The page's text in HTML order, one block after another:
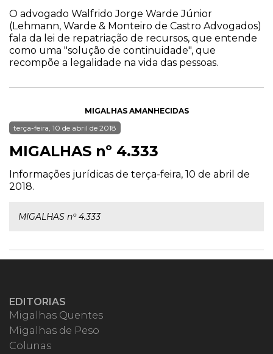
O advogado Walfrido Jorge Warde Júnior
(Lehmann, Warde & Monteiro de Castro Advogados)
fala da lei de repatriação de recursos, que entende
como uma "solução de continuidade", que
recompõe a legalidade na vida das pessoas.
MIGALHAS AMANHECIDAS
terça-feira, 10 de abril de 2018
MIGALHAS nº 4.333
Informações jurídicas de terça-feira, 10 de abril de
2018.
MIGALHAS nº 4.333
EDITORIAS
Migalhas Quentes
Migalhas de Peso
Colunas